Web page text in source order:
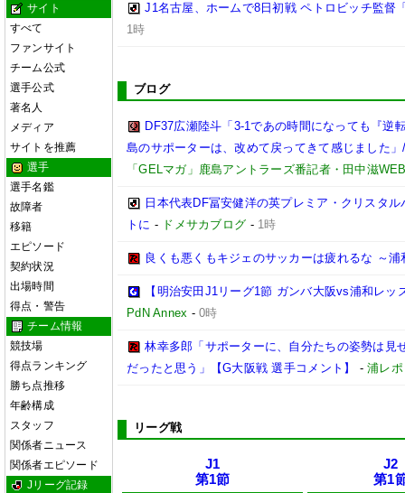
サイト
すべて
ファンサイト
チーム公式
選手公式
著名人
メディア
サイトを推薦
選手
選手名鑑
故障者
移籍
エピソード
契約状況
出場時間
得点・警告
チーム情報
競技場
得点ランキング
勝ち点推移
年齢構成
スタッフ
関係者ニュース
関係者エピソード
Jリーグ記録
J1名古屋、ホームで8日初戦 ペトロビッチ監督
1時
ブログ
DF37広瀬陸斗「3-1であの時間になっても『逆
島のサポーターは、改めて戻ってきて感じました
「GELマガ」鹿島アントラーズ番記者・田中滋
日本代表DF冨安健洋の英プレミア・クリスタ
トに - ドメサカブログ - 1時
良くも悪くもキジェのサッカーは疲れるな ～
【明治安田J1リーグ1節 ガンバ大阪vs浦和レ
PdN Annex -0時
林幸多郎「サポーターに、自分たちの姿勢は見
だったと思う」【G大阪戦 選手コメント】
-浦レ
リーグ戦
J1
第1節
J2
第1